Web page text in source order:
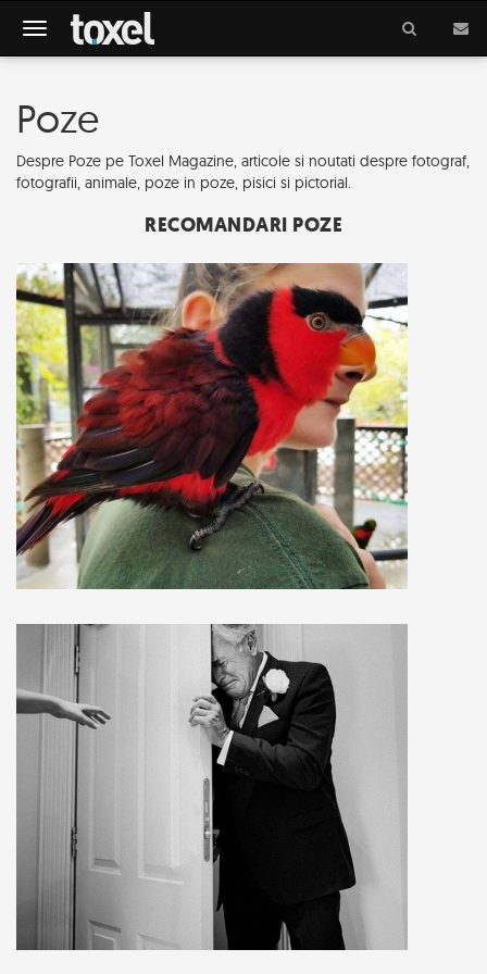
Meniu
Poze
Despre Poze pe Toxel Magazine, articole si noutati despre fotograf,
fotografii, animale, poze in poze, pisici si pictorial.
RECOMANDARI POZE